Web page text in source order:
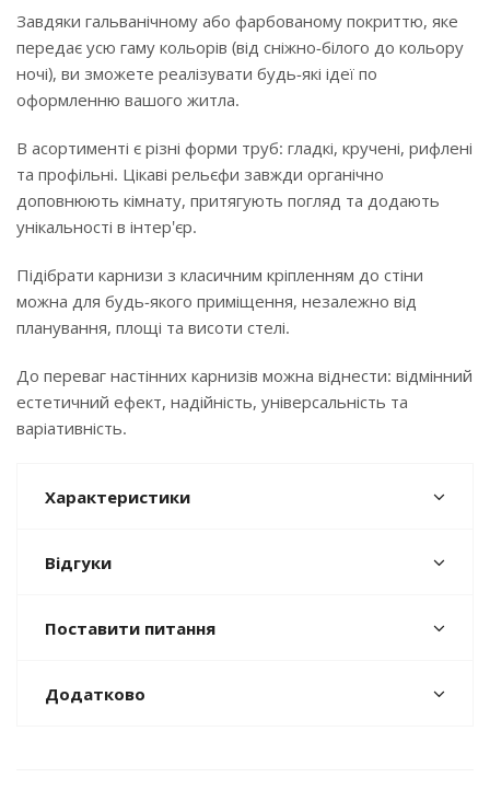
Завдяки гальванічному або фарбованому покриттю, яке
передає усю гаму кольорів (від сніжно-білого до кольору
ночі), ви зможете реалізувати будь-які ідеї по
оформленню вашого житла.
В асортименті є різні форми труб: гладкі, кручені, рифлені
та профільні. Цікаві рельєфи завжди органічно
доповнюють кімнату, притягують погляд та додають
унікальності в інтер'єр.
Підібрати карнизи з класичним кріпленням до стіни
можна для будь-якого приміщення, незалежно від
планування, площі та висоти стелі.
До переваг настінних карнизів можна віднести: відмінний
естетичний ефект, надійність, універсальність та
варіативність.
Характеристики
Відгуки
Поставити питання
Додатково